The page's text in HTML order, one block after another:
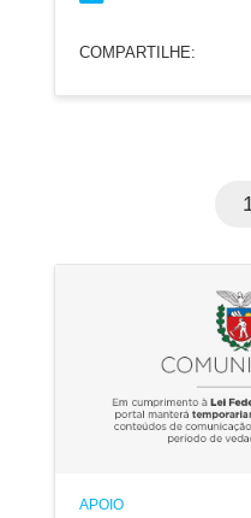
COMPARTILHE:
APOIO